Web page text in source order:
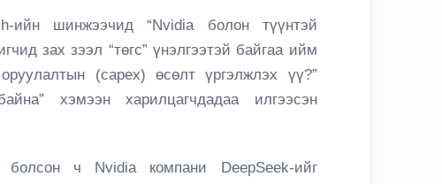
ийн шинжээчид “Nvidia болон түүнтэй
зах зээл “төгс” үнэлгээтэй байгаа ийм
(capex) өсөлт үргэлжлэх үү?”
хэмээн харилцагчдадаа илгээсэн
ч Nvidia компани DeepSeek-ийг